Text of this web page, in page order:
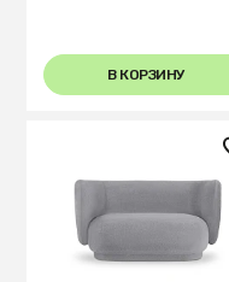
В КОРЗИНУ